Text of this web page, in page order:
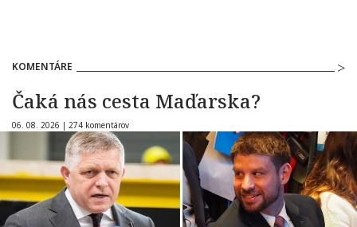
KOMENTÁRE
Čaká nás cesta Maďarska?
06. 08. 2026 | 274 komentárov